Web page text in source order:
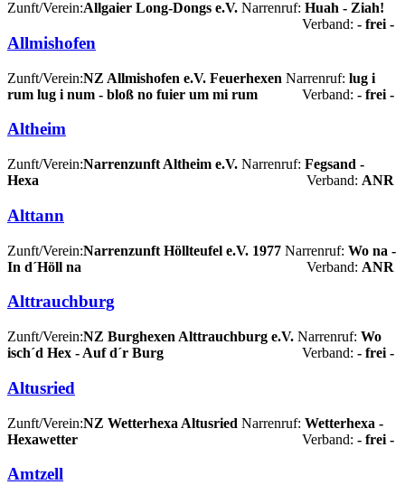
Zunft/Verein:Allgaier Long-Dongs e.V. Narrenruf: Huah - Ziah!
Verband: - frei -
Allmishofen
Zunft/Verein:NZ Allmishofen e.V. Feuerhexen Narrenruf: lug i
rum lug i num - bloß no fuier um mi rum
Verband: - frei -
Altheim
Zunft/Verein:Narrenzunft Altheim e.V. Narrenruf: Fegsand -
Hexa
Verband: ANR
Alttann
Zunft/Verein:Narrenzunft Höllteufel e.V. 1977 Narrenruf: Wo na -
In d´Höll na
Verband: ANR
Alttrauchburg
Zunft/Verein:NZ Burghexen Alttrauchburg e.V. Narrenruf: Wo
isch´d Hex - Auf d´r Burg
Verband: - frei -
Altusried
Zunft/Verein:NZ Wetterhexa Altusried Narrenruf: Wetterhexa -
Hexawetter
Verband: - frei -
Amtzell